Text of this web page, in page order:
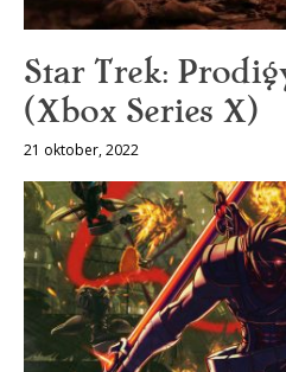
Star Trek:
(Xbox Series X)
21 oktober, 2022